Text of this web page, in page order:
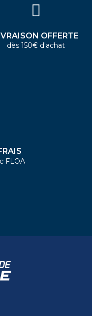
OFFERTE
dès 150€ d'achat
FLOA